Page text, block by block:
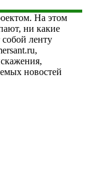
На этом
ни какие
ленту
новостей